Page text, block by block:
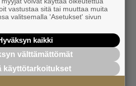
kirkonkylällä. Saat…
vastustaa sitä tai muuttaa muita
valitsemalla 'Asetukset' sivun
kaikki
välttämättömät
käyttötarkoitukset